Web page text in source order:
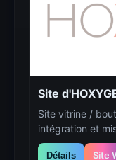
Site
Site vitrine /
intégration et
Détails Site